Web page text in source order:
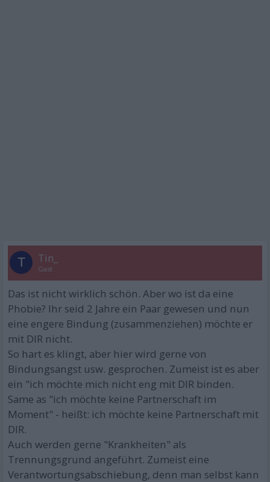
T Tin_
Gast
Das ist nicht wirklich schön. Aber wo ist da eine
Phobie? Ihr seid 2 Jahre ein Paar gewesen und nun
eine engere Bindung (zusammenziehen) möchte er
mit DIR nicht.
So hart es klingt, aber hier wird gerne von
Bindungsangst usw. gesprochen. Zumeist ist es aber
ein "ich möchte mich nicht eng mit DIR binden.
Same as "ich möchte keine Partnerschaft im
Moment" - heißt: ich möchte keine Partnerschaft mit
DIR.
Auch werden gerne "Krankheiten" als
Trennungsgrund angeführt. Zumeist eine
Verantwortungsabschiebung, denn man selbst kann